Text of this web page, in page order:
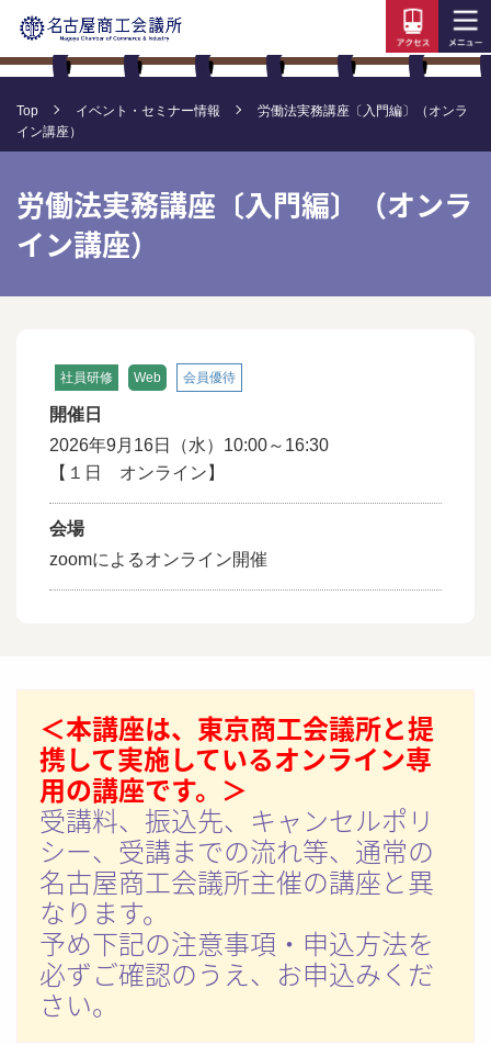
Top イベント・セミナー情報
労働法実務講座〔入門編〕（オンラ
イン講座）
労働法実務講座〔入門編〕（オンラ
イン講座）
社員研修 Web 会員優待
開催日
2026年9月16日（水）10:00～16:30
【１日 オンライン】
会場
zoomによるオンライン開催
＜本講座は、東京商工会議所と提
携して実施しているオンライン専
用の講座です。＞
受講料、振込先、キャンセルポリ
シー、受講までの流れ等、通常の
名古屋商工会議所主催の講座と異
なります。
予め下記の注意事項・申込方法を
必ずご確認のうえ、お申込みくだ
さい。